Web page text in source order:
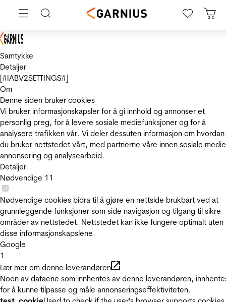
Samtykke
Detaljer
[#IABV2SETTINGS#]
Om
Denne siden bruker cookies
Vi bruker informasjonskapsler for å gi innhold og annonser et
personlig preg, for å levere sosiale mediefunksjoner og for å
analysere trafikken vår. Vi deler dessuten informasjon om hvordan
du bruker nettstedet vårt, med partnerne våre innen sosiale
annonsering og analysearbeid.
Detaljer
Nødvendige 11
Nødvendige cookies bidra til å gjøre en nettside brukbart ved at
grunnleggende funksjoner som side navigasjon og tilgang til sikre
områder av nettstedet. Nettstedet kan ikke fungere optimalt uten
disse informasjonskapslene.
Google
1
Lær mer om denne leverandøren
Noen av dataene som innhentes av denne leverandøren,
for å kunne tilpasse og måle annonseringseffektiviteten.